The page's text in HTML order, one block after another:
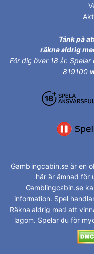
Tänk på
räkna aldrig
För dig över 18 år. Spelar
819100
Gamblingcabin.se är en
här är ämnad för
Gamblingcabin.se
information. Spel
Räkna aldrig med att
lagom. Spelar du för